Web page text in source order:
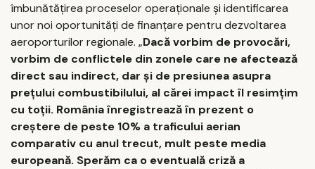
îmbunătăţirea proceselor operaţionale şi identificarea
unor noi oportunităţi de finanţare pentru dezvoltarea
aeroporturilor regionale. „Dacă vorbim de provocări,
vorbim de conflictele din zonele care ne afectează
direct sau indirect, dar şi de presiunea asupra
preţului combustibilului, al cărei impact îl resimţim
cu toţii. România înregistrează în prezent o
creştere de peste 10% a traficului aerian
comparativ cu anul trecut, mult peste media
europeană. Sperăm ca o eventuală criză a